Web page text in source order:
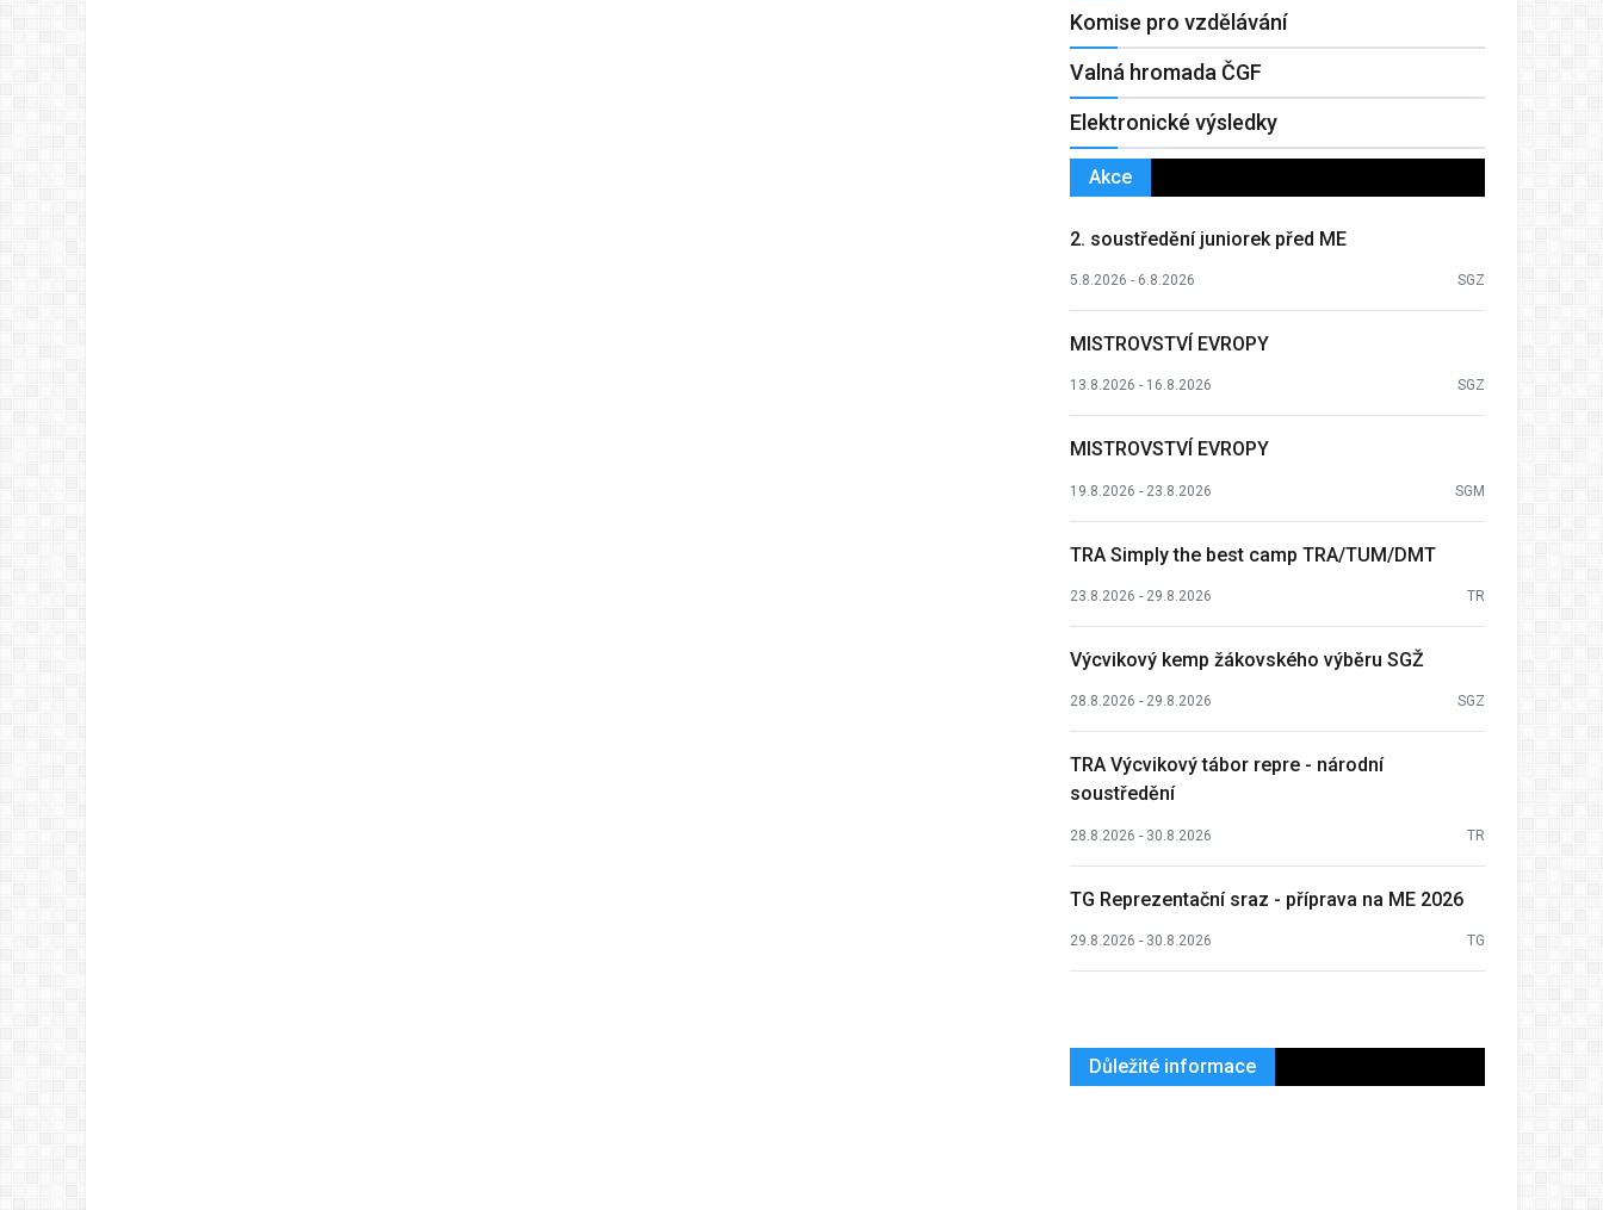
Komise pro vzdělávání
Valná hromada ČGF
Elektronické výsledky
Akce
2. soustředění juniorek před ME
5.8.2026 - 6.8.2026 SGZ
MISTROVSTVÍ EVROPY
13.8.2026 - 16.8.2026 SGZ
MISTROVSTVÍ EVROPY
19.8.2026 - 23.8.2026 SGM
TRA Simply the best camp TRA/TUM/DMT
23.8.2026 - 29.8.2026 TR
Výcvikový kemp žákovského výběru SGŽ
28.8.2026 - 29.8.2026 SGZ
TRA Výcvikový tábor repre - národní
soustředění
28.8.2026 - 30.8.2026 TR
TG Reprezentační sraz - příprava na ME 2026
29.8.2026 - 30.8.2026 TG
Důležité informace